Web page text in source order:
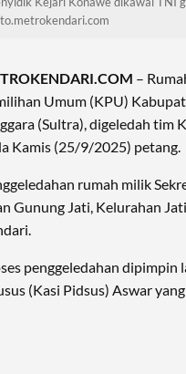
–
Umum (KPU)
(Sultra), digeledah tim
Kamis (25/9/2025) petang.
rumah milik
Gunung Jati, Kelurahan
penggeledahan dipimpin
(Kasi Pidsus) Aswar